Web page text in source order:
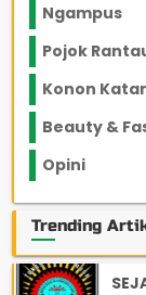
Ngampus
Pojok
Konon
Beauty &
Opini
Trending